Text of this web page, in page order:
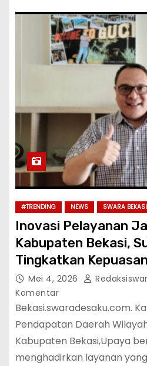
#TRENDING NEWS SWARA BEKASI
Inovasi Pelayanan
Kabupaten Bekasi,
Tingkatkan
Warga
Mei 4, 2026
Komentar
Bekasi.swaradesaku.com.
Pendapatan Daerah
Kabupaten Bekasi,Upaya
menghadirkan layanan